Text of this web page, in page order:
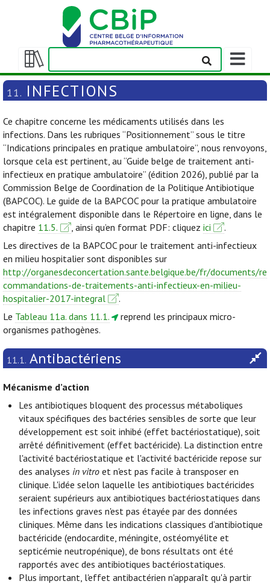
Afficher/masquer
la
table
matières
Afficher/
la
barre
navigation
11. INFECTIONS
Ce chapitre concerne les médicaments utilisés dans les
infections. Dans les rubriques “Positionnement” sous le titre
“Indications principales en pratique ambulatoire”, nous renvoyons,
lorsque cela est pertinent, au “Guide belge de traitement anti-
infectieux en pratique ambulatoire” (édition 2026), publié par la
Commission Belge de Coordination de la Politique Antibiotique
(BAPCOC). Le guide de la BAPCOC pour la pratique ambulatoire
est intégralement disponible dans le Répertoire en ligne, dans le
chapitre 11.5. , ainsi qu’en format PDF: cliquez ici
.
Les directives de la BAPCOC pour le traitement anti-infectieux
en milieu hospitalier sont disponibles sur
http://organesdeconcertation.sante.belgique.be/fr/documents/re
commandations-de-traitements-anti-infectieux-en-milieu-
hospitalier-2017-integral
.
Le Tableau 11a. dans 11.1.
reprend les principaux micro-
organismes pathogènes.
11.1. Antibactériens
Mécanisme d’action
Les antibiotiques bloquent des processus métaboliques
vitaux spécifiques des bactéries sensibles de sorte que leur
développement est soit inhibé (effet bactériostatique), soit
arrêté définitivement (effet bactéricide). La distinction entre
l'activité bactériostatique et l'activité bactéricide repose sur
des analyses in vitro et n'est pas facile à transposer en
clinique. L'idée selon laquelle les antibiotiques bactéricides
seraient supérieurs aux antibiotiques bactériostatiques dans
les infections graves n'est pas étayée par des données
cliniques. Même dans les indications classiques d’antibiotique
bactéricide (endocardite, méningite, ostéomyélite et
septicémie neutropénique), de bons résultats ont été
rapportés avec des antibiotiques bactériostatiques.
Plus important, l'effet antibactérien n'apparaît qu'à partir